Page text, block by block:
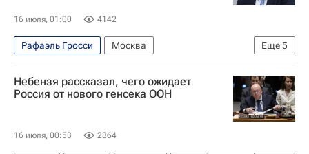
16 июля, 01:00 4142
Еще5
Рафаэль Гросси
Москва
Александра Яковлева
Григорий Карасин
Совет Федерации РФ
Запорожская АЭС
Государственная корпорация по атомной энергии "Росатом"
Небензя рассказал, чего ожидает
Россия от нового генсека ООН
16 июля, 00:53 2364